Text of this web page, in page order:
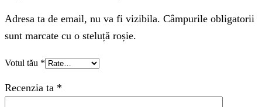
Adresa ta de email, nu va fi vizibila. Câmpurile obligatorii
sunt marcate cu o steluță roșie.
Votul tău *
Recenzia ta *